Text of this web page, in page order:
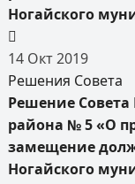
Ногайского
14 Окт2019
Решения Совета
Решение
района № 5 «О
замещение
Ногайского